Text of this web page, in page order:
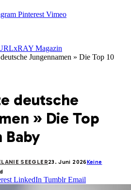
Pinterest Vimeo
Jungennamen » Die Top 10
deutsche
» Die Top
Baby
SEEGLER23. Juni 2026Keine
LinkedIn Tumblr Email